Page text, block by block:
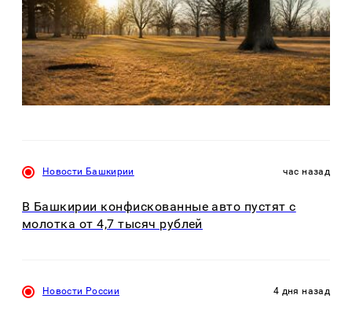
Новости Башкирии час назад
В Башкирии конфискованные авто пустят с
молотка от 4,7 тысяч рублей
Новости России 4 дня назад